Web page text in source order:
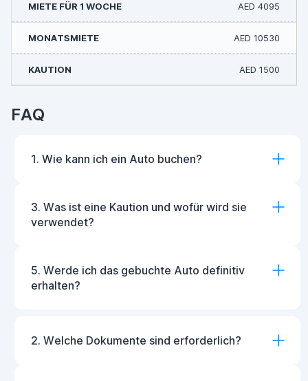
AED 4095
AED 10530
AED 1500
FAQ
1. Wie kann ich ein Auto buchen?
3. Was ist eine Kaution und wofür wird sie
verwendet?
5. Werde ich das gebuchte Auto definitiv
erhalten?
2. Welche Dokumente sind erforderlich?